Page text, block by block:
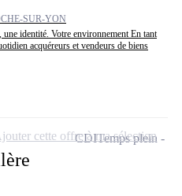
SUR-YON
identité. Votre environnement En tant
acquéreurs et vendeurs de biens
CDITemps plein
cette offre à ma sélection